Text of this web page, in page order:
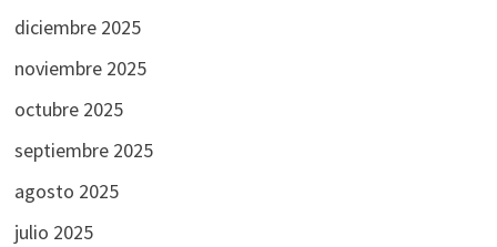
diciembre 2025
noviembre 2025
octubre 2025
septiembre 2025
agosto 2025
julio 2025